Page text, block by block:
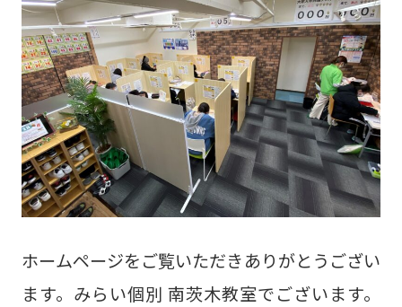
ホームページをご覧いただきありがとうござい
ます。みらい個別 南茨木教室でございます。